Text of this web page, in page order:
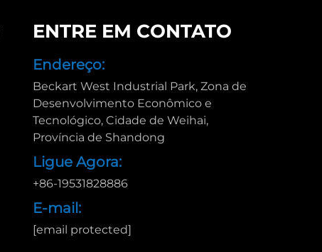
ENTRE EM CONTATO
Endereço:
Beckart West Industrial Park, Zona de
Desenvolvimento Econômico e
Tecnológico, Cidade de Weihai,
Província de Shandong
Ligue Agora:
+86-19531828886
E-mail:
[email protected]